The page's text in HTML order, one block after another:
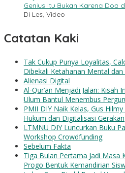
Genius Itu Bukan Karena Doa
Di Les, Video
Catatan Kaki
Tak Cukup Punya Loyalitas,
Dibekali Ketahanan Mental
Alienasi Digital
Al-Qur’an Menjadi Jalan: Kisah
Ulum Bantul Menembus
PMII DIY Naik Kelas, Gus
Hukum dan Digitalisasi Gerakan
LTMNU DIY Luncurkan Buku
Workshop Crowdfunding
Sebelum Fakta
Tiga Bulan Pertama Jadi Masa
Progo Bentuk Kemandirian